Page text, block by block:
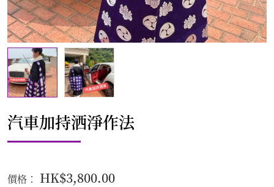
汽車加持洒淨作法
價格： HK$3,800.00